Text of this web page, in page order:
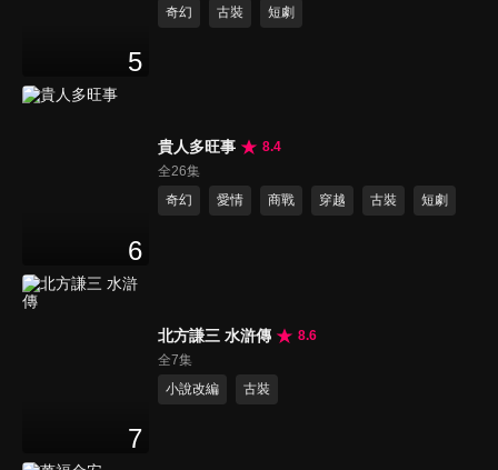
5
奇幻
古裝 短劇
6
貴人多旺事
8.4
全26集
奇幻
愛情 商戰 穿越 古裝 短劇
7
北方謙三 水滸傳
8.6
全7集
小說改編
古裝